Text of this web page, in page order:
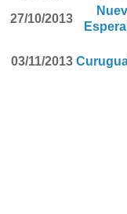
27/10/2013
03/11/2013